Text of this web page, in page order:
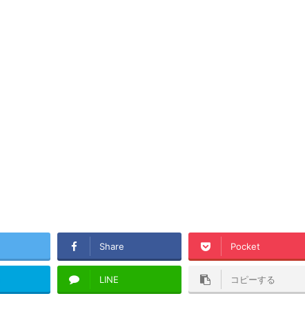
Share Pocket
LINE コピーする